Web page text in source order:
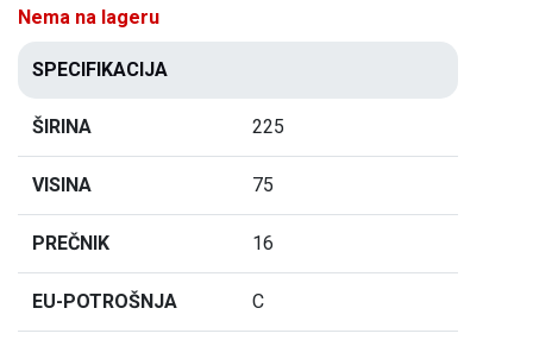
Nema na lageru
SPECIFIKACIJA
ŠIRINA 225
VISINA 75
PREČNIK 16
EU-POTROŠNJA C